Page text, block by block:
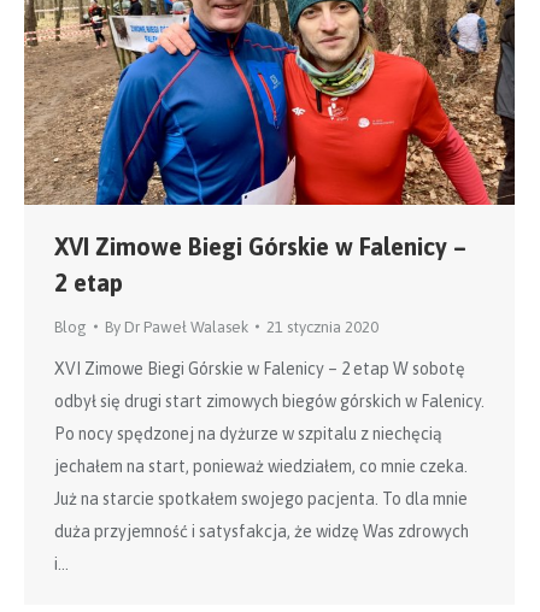
XVI Zimowe Biegi Górskie w Falenicy –
2 etap
Blog By Dr Paweł Walasek 21 stycznia 2020
XVI Zimowe Biegi Górskie w Falenicy – 2 etap W sobotę
odbył się drugi start zimowych biegów górskich w Falenicy.
Po nocy spędzonej na dyżurze w szpitalu z niechęcią
jechałem na start, ponieważ wiedziałem, co mnie czeka.
Już na starcie spotkałem swojego pacjenta. To dla mnie
duża przyjemność i satysfakcja, że widzę Was zdrowych
i…